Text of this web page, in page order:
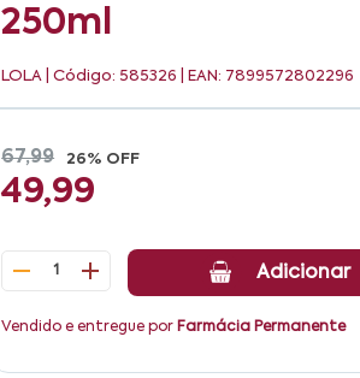
250ml
LOLA | Código: 585326 | EAN: 7899572802296
67,99 26% OFF
49,99
1 Adicionar
Vendido e entregue por Farmácia Permanente